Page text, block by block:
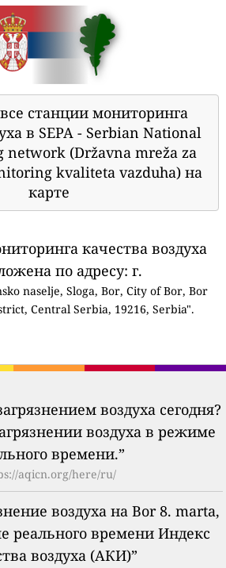
станции мониторинга
в SEPA - Serbian National
(Državna mreža za
kvaliteta vazduha) на
карте
качества воздуха
по адресу: г.
naselje, Sloga, Bor, City of Bor, Bor
Central Serbia, 19216, Serbia".
воздуха сегодня?
воздуха в режиме
времени.”
aqicn.org/here/ru/
воздуха на Bor 8. marta,
реального времени Индекс
воздуха (АКИ)”